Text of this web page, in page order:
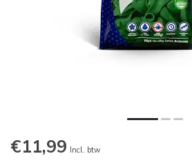
€11,99 Incl. btw